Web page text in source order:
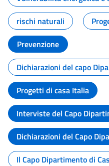
rischi naturali
Prevenzione
Dichiarazioni del capo
Progetti di casa Italia
Interviste del Capo
Dichiarazioni del Capo
Il Capo Dipartimento di